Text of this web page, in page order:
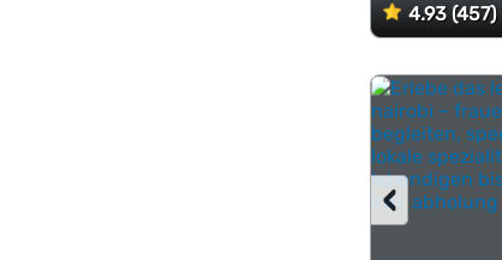
4.93 (457)
‹